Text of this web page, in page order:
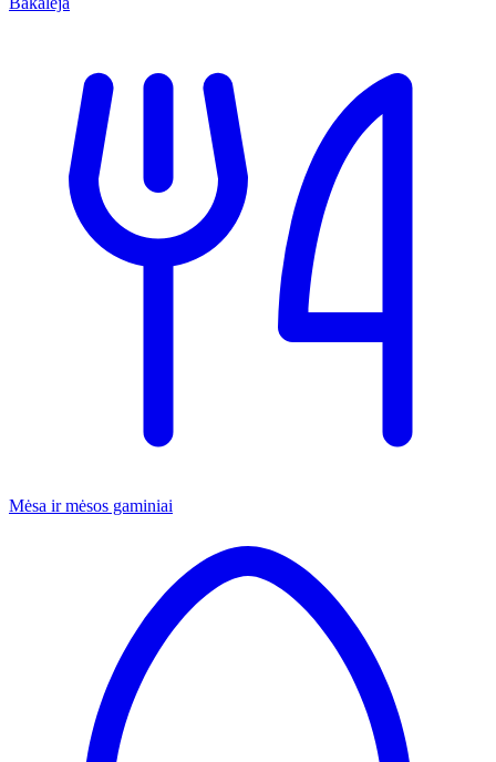
Mėsa ir mėsos gaminiai